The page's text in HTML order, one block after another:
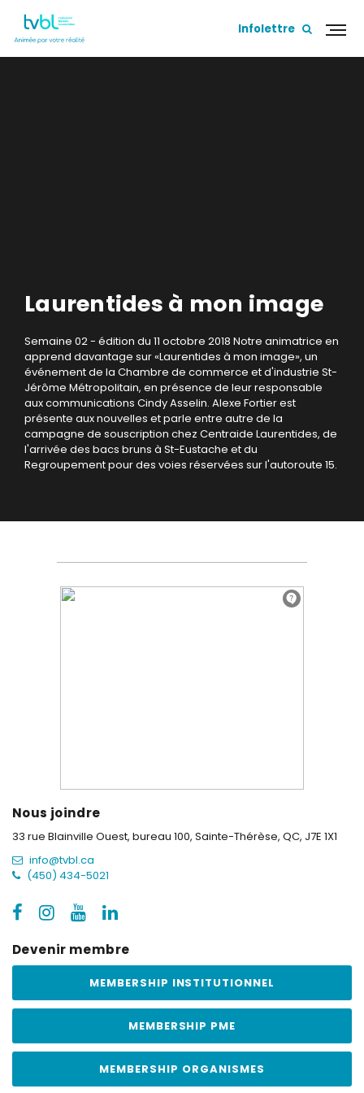
Infolettre
Laurentides à mon image
Semaine 02 - édition du 11 octobre 2018 Notre animatrice en
apprend davantage sur «Laurentides à mon image», un
événement de la Chambre de commerce et d'industrie St-
Jérôme Métropolitain, en présence de leur responsable
aux communications Cindy Asselin. Alexe Fortier est
présente aux nouvelles et parle entre autre de la
campagne de souscription chez Centraide Laurentides, de
l'arrivée des bacs bruns à St-Eustache et du
Regroupement pour des voies réservées sur l'autoroute 15.
Nous joindre
33 rue Blainville Ouest, bureau 100, Sainte-Thérèse, QC, J7E 1X1
info@tvbl.ca
(450) 434-5021
Devenir membre
MEMBERSHIP INSTITUTIONNEL
MEMBERSHIP PME
MEMBERSHIP ORGANISMES